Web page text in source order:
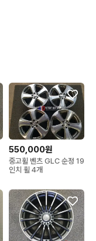
550,000원
중고휠 벤츠 GLC 순정 19
인치 휠 4개